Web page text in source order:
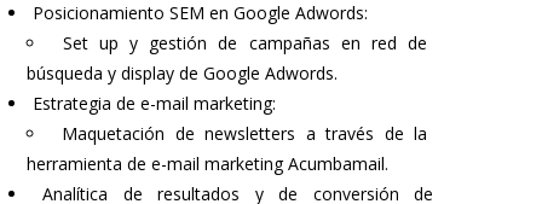
Posicionamiento SEM en Google Adwords:
Set up y gestión de campañas en red de
búsqueda y display de Google Adwords.
Estrategia de e-mail marketing:
Maquetación de newsletters a través de la
herramienta de e-mail marketing Acumbamail.
Analítica de resultados y de conversión de